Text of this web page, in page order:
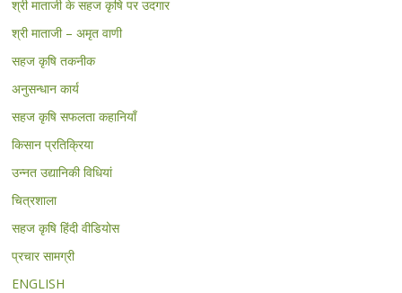
श्री माताजी के सहज कृषि पर उदगार
श्री माताजी – अमृत वाणी
सहज कृषि तकनीक
अनुसन्धान कार्य
सहज कृषि सफलता कहानियाँ
किसान प्रतिक्रिया
उन्नत उद्यानिकी विधियां
चित्रशाला
सहज कृषि हिंदी वीडियोस
प्रचार सामग्री
ENGLISH